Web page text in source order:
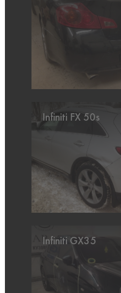
Infiniti FX 50s
Infiniti GX35